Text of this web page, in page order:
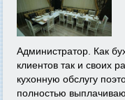
Администратор. Как
клиентов так и своих
кухонную обслугу
полностью